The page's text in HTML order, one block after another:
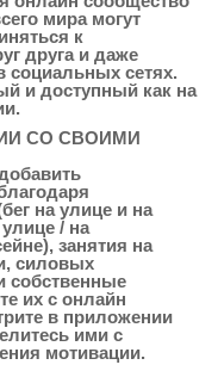
мира могут
к
друга и даже
социальных сетях.
и доступный как на
СО СВОИМИ
на улице и на
/ на
занятия на
силовых
собственные
их с онлайн
в приложении
ими с
мотивации.